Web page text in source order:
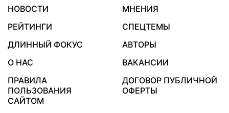
НОВОСТИ
МНЕНИЯ
РЕЙТИНГИ
СПЕЦТЕМЫ
ДЛИННЫЙ ФОКУС
АВТОРЫ
О НАС
ВАКАНСИИ
ПРАВИЛА
ПОЛЬЗОВАНИЯ
САЙТОМ
ДОГОВОР ПУБЛИЧНОЙ
ОФЕРТЫ